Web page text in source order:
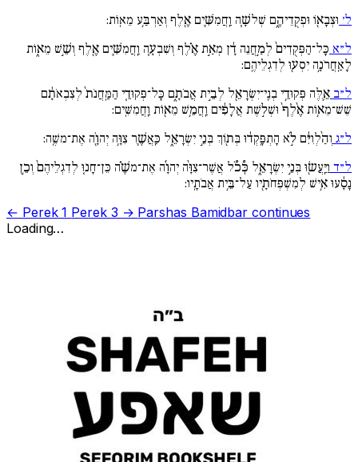
ל׳ וּצְבָא֖וֹ וּפְקֻֽדֵיהֶ֑ם שְׁלשָׁ֧ה וַֽחֲמִשִּׁ֛ים אֶ֖לֶף וְאַרְבַּ֥ע מֵאֽוֹת:
ל״א כָּל־הַפְּקֻדִים֙ לְמַ֣חֲנֵה דָ֔ן מְאַ֣ת אֶ֗לֶף וְשִׁבְעָ֧ה וַֽחֲמִשִּׁ֛ים אֶ֖לֶף וְשֵׁ֣שׁ מֵא֑וֹת
לָאַֽחֲרֹנָ֥ה יִסְע֖וּ לְדִגְלֵיהֶֽם:
ל״ב אֵ֛לֶּה פְּקוּדֵ֥י בְנֵֽי־יִשְׂרָאֵ֖ל לְבֵ֣ית אֲבֹתָ֑ם כָּל־פְּקוּדֵ֤י הַמַּֽחֲנֹת֙ לְצִבְאֹתָ֔ם
שֵׁשׁ־מֵא֥וֹת אֶ֨לֶף֙ וּשְׁל֣שֶׁת אֲלָפִ֔ים וַֽחֲמֵ֥שׁ מֵא֖וֹת וַֽחֲמִשִּֽׁים:
ל״ג וְהַ֨לְוִיִּ֔ם לֹ֣א הָתְפָּֽקְד֔וּ בְּת֖וֹךְ בְּנֵ֣י יִשְׂרָאֵ֑ל כַּֽאֲשֶׁ֛ר צִוָּ֥ה יְהוָֹ֖ה אֶת־משֶֽׁה:
ל״ד וַיַּֽעֲשׂ֖וּ בְּנֵ֣י יִשְׂרָאֵ֑ל כְּ֠כֹ֠ל אֲשֶׁר־צִוָּ֨ה יְהוָֹ֜ה אֶת־משֶׁ֗ה כֵּן־חָנ֤וּ לְדִגְלֵיהֶם֙ וְכֵ֣ן
נָסָ֔עוּ אִ֥ישׁ לְמִשְׁפְּחֹתָ֖יו עַל־בֵּ֥ית אֲבֹתָֽיו:
← Perek 1 Perek 3 → Parshas Bamidbar continues
Loading…